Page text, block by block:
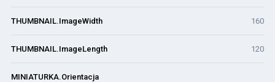
THUMBNAIL.ImageWidth 160
THUMBNAIL.ImageLength 120
MINIATURKA.Orientacja